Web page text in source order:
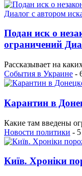
Подан иск о
ограничений
Рассказывает на
События в Украине -
Карантин в
Какие там введены
Новости политики -
Київ. Хроніки